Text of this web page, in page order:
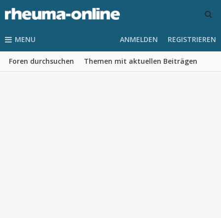
MENU
Foren durchsuchen Themen mit aktuellen Beiträgen
ANMELDEN REGISTRIEREN